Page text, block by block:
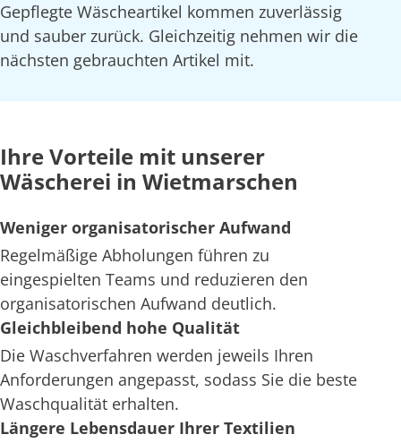
Gepflegte Wäscheartikel kommen zuverlässig
und sauber zurück. Gleichzeitig nehmen wir die
nächsten gebrauchten Artikel mit.
Ihre Vorteile mit unserer
Wäscherei in Wietmarschen
Weniger organisatorischer Aufwand
Regelmäßige Abholungen führen zu
eingespielten Teams und reduzieren den
organisatorischen Aufwand deutlich.
Gleichbleibend hohe Qualität
Die Waschverfahren werden jeweils Ihren
Anforderungen angepasst, sodass Sie die beste
Waschqualität erhalten.
Längere Lebensdauer Ihrer Textilien